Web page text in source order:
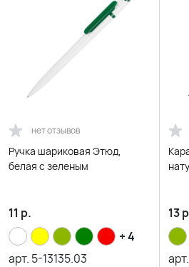
нет отзывов
Ручка шариковая Этюд,
белая с зеленым
11 р.
+ 4
арт. 5-13135.03
13
арт.